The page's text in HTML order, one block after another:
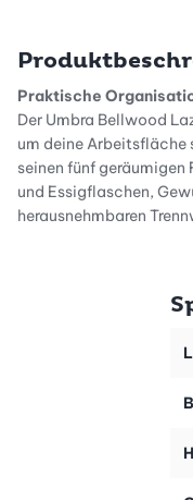
Praktische
Der Umbra Bellwood
um deine Arbeitsfläche
seinen fünf
und Essigflaschen,
herausnehmbaren
Der Lazy Susan
recyceltem Kunststoff
Drehteller eine